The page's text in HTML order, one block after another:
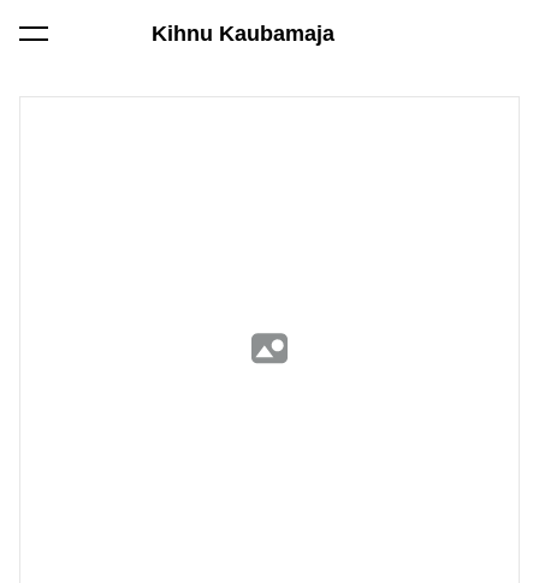
Kihnu Kaubamaja
lisati ostukorvi. Vaata ostukorvi